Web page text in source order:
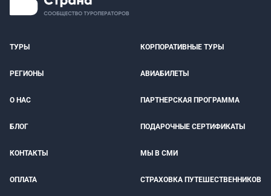
ТУРЫ КОРПОРАТИВНЫЕ ТУРЫ
РЕГИОНЫ АВИАБИЛЕТЫ
О НАС ПАРТНЕРСКАЯ ПРОГРАММА
БЛОГ ПОДАРОЧНЫЕ СЕРТИФИКАТЫ
КОНТАКТЫ МЫ В СМИ
ОПЛАТА СТРАХОВКА ПУТЕШЕСТВЕННИКОВ